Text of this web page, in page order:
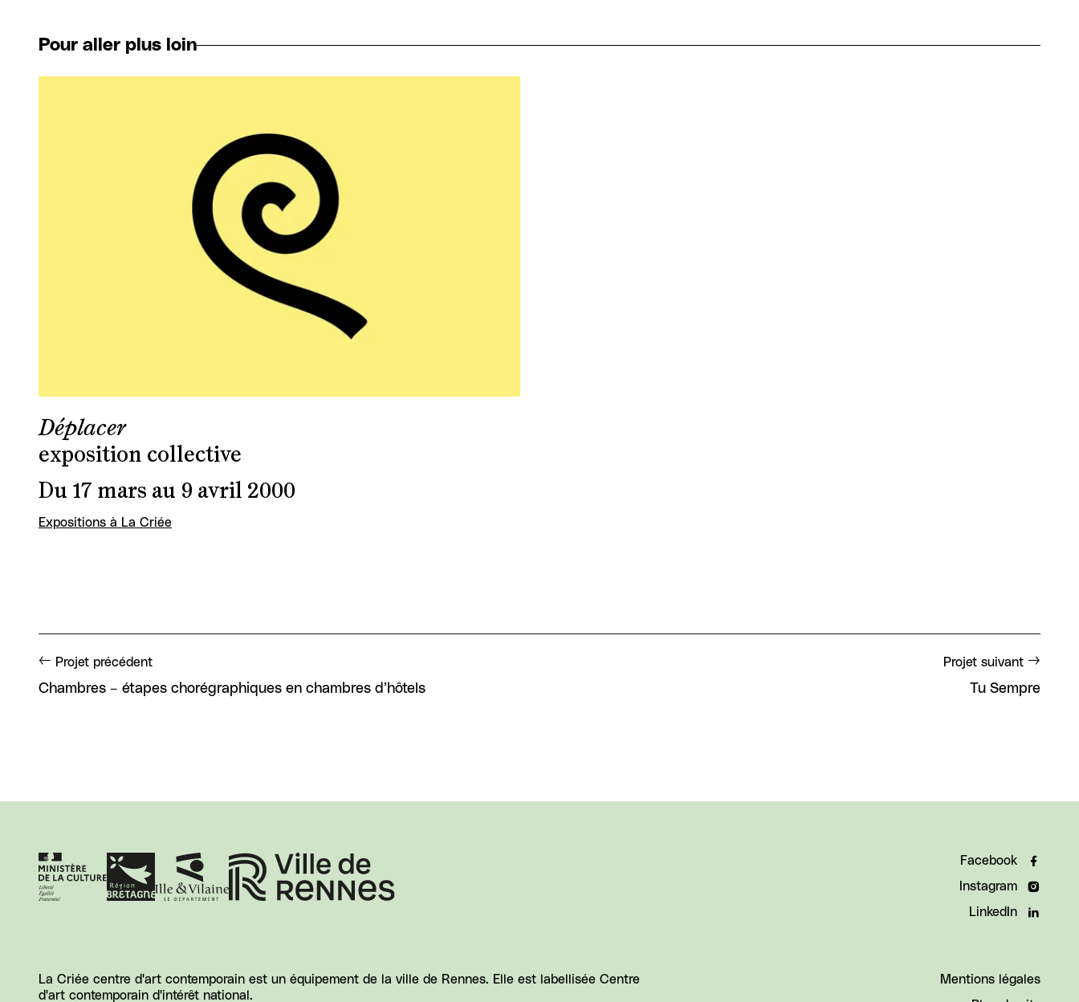
Pour aller plus loin
Déplacer
exposition collective
Du 17 mars au 9 avril 2000
Expositions à La Criée
Projet précédent
Chambres – étapes chorégraphiques en chambres d’hôtels
Projet suivant
Tu Sempre
Facebook
Instagram
LinkedIn
La Criée centre d'art contemporain est un équipement de la ville de Rennes. Elle est labellisée Centre
d'art contemporain d'intérêt national.
Mentions légales